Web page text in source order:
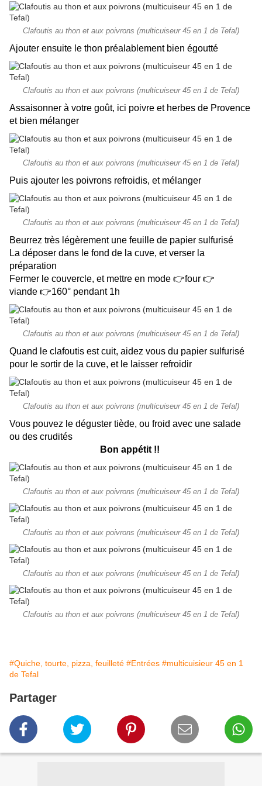
Clafoutis au thon et aux poivrons (multicuiseur 45 en 1 de Tefal)
Ajouter ensuite le thon préalablement bien égoutté
Clafoutis au thon et aux poivrons (multicuiseur 45 en 1 de Tefal)
Assaisonner à votre goût, ici poivre et herbes de Provence
et bien mélanger
Clafoutis au thon et aux poivrons (multicuiseur 45 en 1 de Tefal)
Puis ajouter les poivrons refroidis, et mélanger
Clafoutis au thon et aux poivrons (multicuiseur 45 en 1 de Tefal)
Beurrez très légèrement une feuille de papier sulfurisé
La déposer dans le fond de la cuve, et verser la
préparation
Fermer le couvercle, et mettre en mode 👉four 👉
viande 👉160° pendant 1h
Clafoutis au thon et aux poivrons (multicuiseur 45 en 1 de Tefal)
Quand le clafoutis est cuit, aidez vous du papier sulfurisé
pour le sortir de la cuve, et le laisser refroidir
Clafoutis au thon et aux poivrons (multicuiseur 45 en 1 de Tefal)
Vous pouvez le déguster tiède, ou froid avec une salade
ou des crudités
Bon appétit !!
Clafoutis au thon et aux poivrons (multicuiseur 45 en 1 de Tefal)
Clafoutis au thon et aux poivrons (multicuiseur 45 en 1 de Tefal)
Clafoutis au thon et aux poivrons (multicuiseur 45 en 1 de Tefal)
Clafoutis au thon et aux poivrons (multicuiseur 45 en 1 de Tefal)
#Quiche, tourte, pizza, feuilleté #Entrées #multicuisieur 45 en 1
de Tefal
Partager